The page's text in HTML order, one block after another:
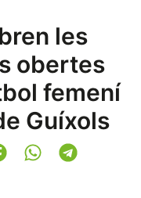
les
obertes
femení
Guíxols